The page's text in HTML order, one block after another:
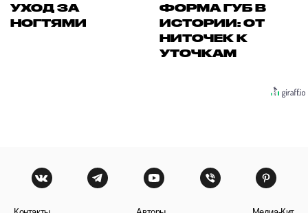
УХОД ЗА
НОГТЯМИ
ФОРМА ГУБ В
ИСТОРИИ: ОТ
НИТОЧЕК К
УТОЧКАМ